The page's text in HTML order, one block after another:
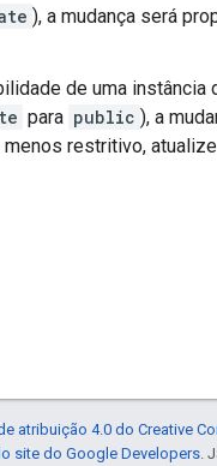
), a mudança será
de uma instância
para public ), a
menos restritivo,
atribuição 4.0 do Creative
site do Google Developers .